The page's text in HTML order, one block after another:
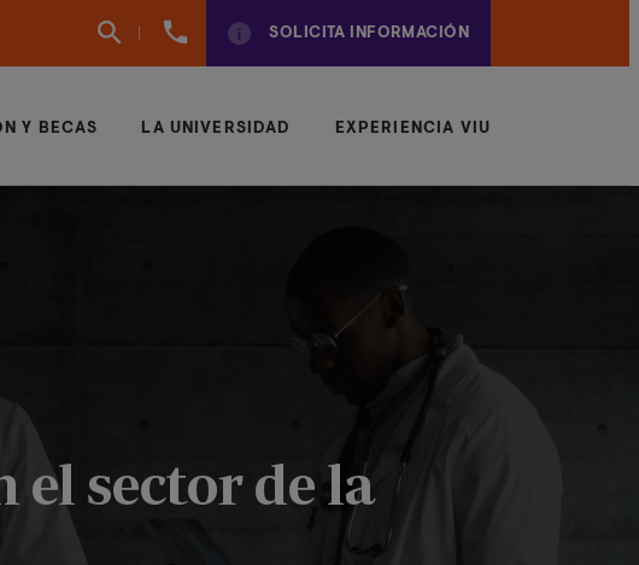
960
SOLICITA INFORMACIÓN
Y BECAS LA UNIVERSIDAD EXPERIENCIA VIU
el sector de la